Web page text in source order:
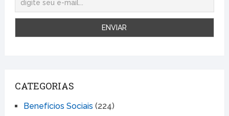
CATEGORIAS
Benefícios Sociais (224)